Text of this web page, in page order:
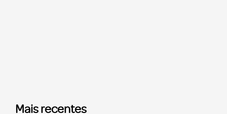
Mais recentes